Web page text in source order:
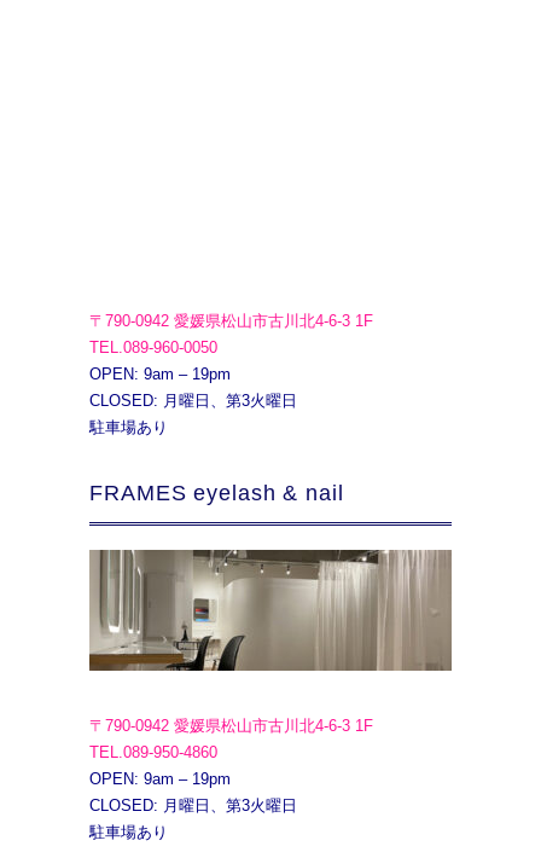
〒790-0942 愛媛県松山市古川北4-6-3 1F
TEL.089-960-0050
OPEN: 9am – 19pm
CLOSED: 月曜日、第3火曜日
駐車場あり
FRAMES eyelash & nail
〒790-0942 愛媛県松山市古川北4-6-3 1F
TEL.089-950-4860
OPEN: 9am – 19pm
CLOSED: 月曜日、第3火曜日
駐車場あり